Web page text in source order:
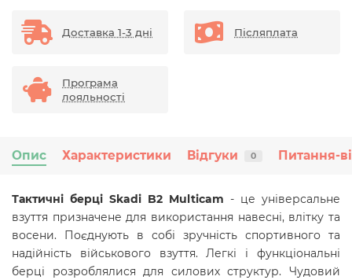
Доставка 1-3 дні Післяплата
Програма
лояльності
Опис Характеристики Відгуки 0 Питання-
Тактичні берці Skadi B2 Multicam - це універсальне
взуття призначене для використання навесні, влітку та
восени. Поєднують в собі зручність спортивного та
надійність військового взуття. Легкі і функціональні
берці розроблялися для силових структур. Чудовий